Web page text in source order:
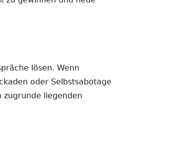
lösen. Wenn
oder Selbstsabotage
liegenden